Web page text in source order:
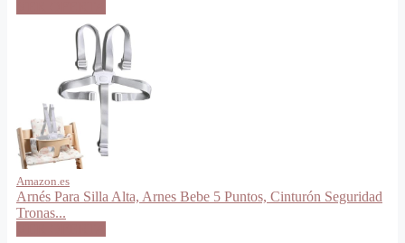
Amazon.es
Arnés Para Silla Alta, Arnes Bebe 5 Puntos, Cinturón Seguridad
Tronas...